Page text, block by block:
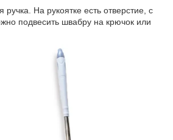
На рукоятке есть отверстие, с
подвесить швабру на крючок или